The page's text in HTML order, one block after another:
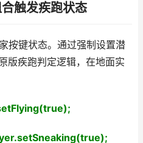
触发疾跑状态
按键状态。通过强制设置潜
版疾跑判定逻辑，在地面实